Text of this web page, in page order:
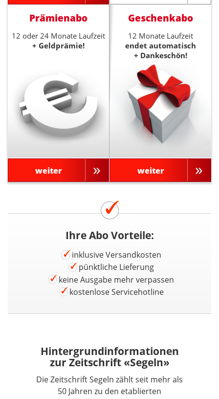
Prämienabo
12 oder 24 Monate Laufzeit
+ Geldprämie!
weiter
Geschenkabo
12 Monate Laufzeit
endet automatisch
+ Dankeschön!
weiter
Ihre Abo Vorteile:
inklusive Versandkosten
pünktliche Lieferung
keine Ausgabe mehr verpassen
kostenlose Servicehotline
Hintergrundinformationen
zur Zeitschrift «Segeln»
Die Zeitschrift Segeln zählt seit mehr als
50 Jahren zu den etablierten